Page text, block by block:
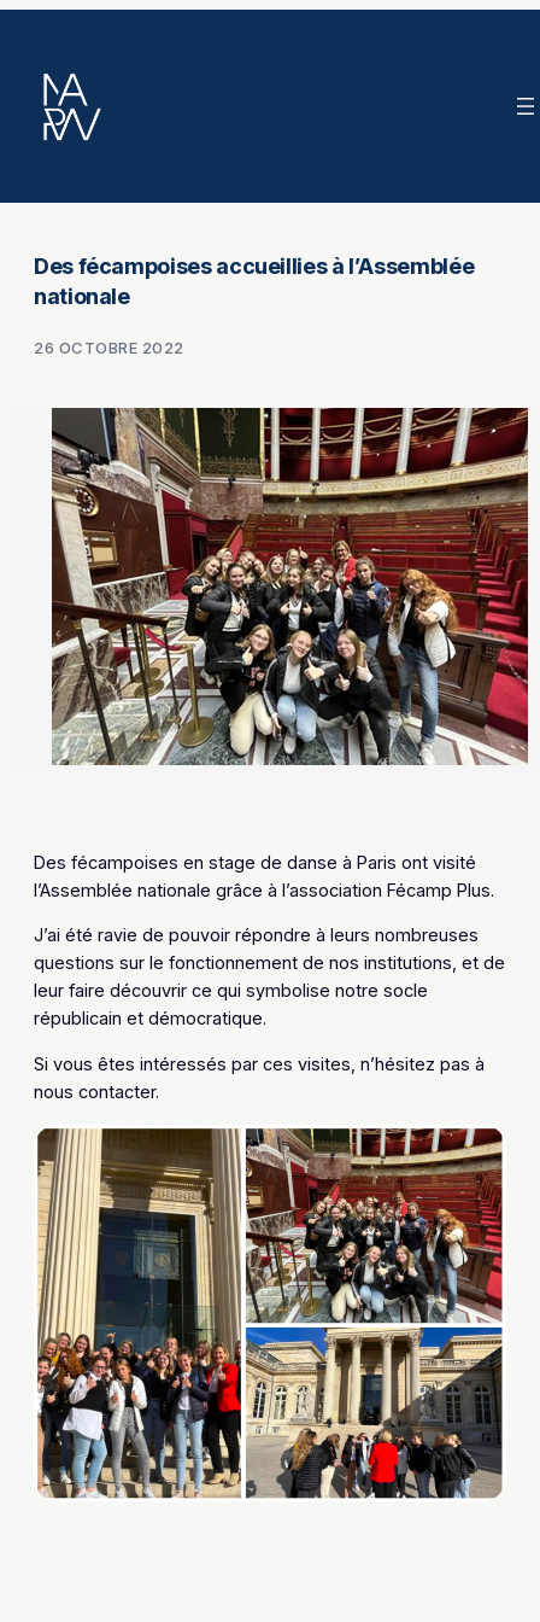
contenu
Des fécampoises accueillies à l’Assemblée
nationale
26 OCTOBRE 2022
Des fécampoises en stage de danse à Paris ont visité
l’Assemblée nationale grâce à l’association Fécamp Plus.
J’ai été ravie de pouvoir répondre à leurs nombreuses
questions sur le fonctionnement de nos institutions, et de
leur faire découvrir ce qui symbolise notre socle
républicain et démocratique.
Si vous êtes intéressés par ces visites, n’hésitez pas à
nous contacter.